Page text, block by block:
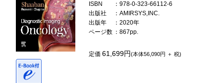
ISBN
：978-0-323-66112-6
出版社
：AMIRSYS,INC.
出版年
：2020年
ページ数 ：867pp.
定価61,699円(本体56,090円 ＋ 税)